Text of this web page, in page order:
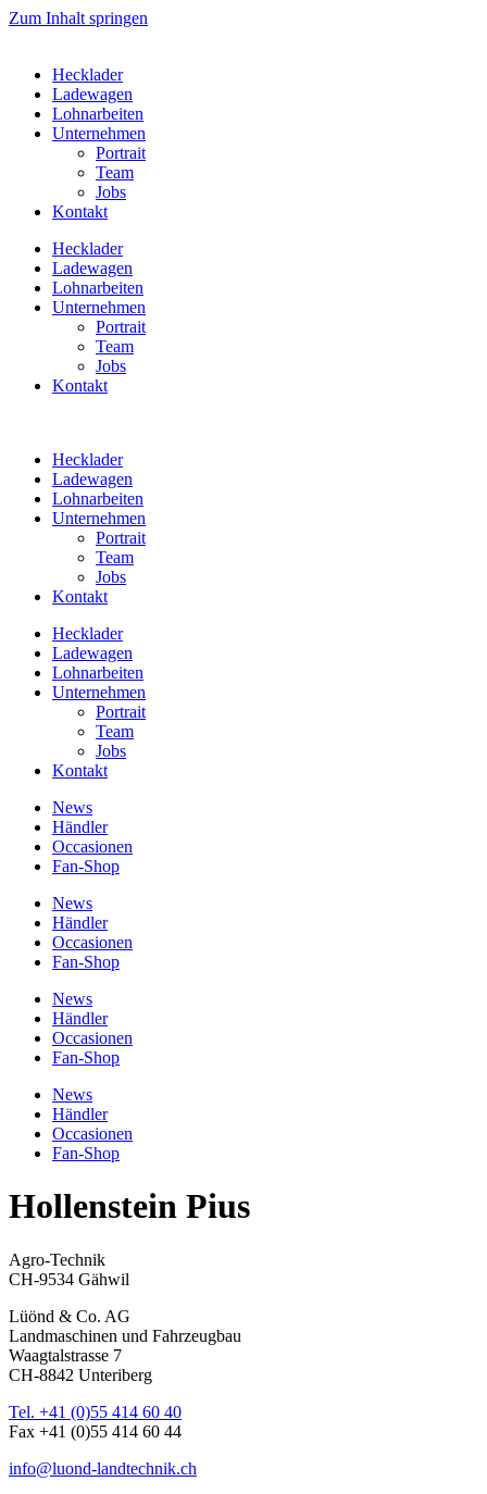
Zum Inhalt springen
Hecklader
Ladewagen
Lohnarbeiten
Unternehmen
Portrait
Team
Jobs
Kontakt
Hecklader
Ladewagen
Lohnarbeiten
Unternehmen
Portrait
Team
Jobs
Kontakt
Hecklader
Ladewagen
Lohnarbeiten
Unternehmen
Portrait
Team
Jobs
Kontakt
Hecklader
Ladewagen
Lohnarbeiten
Unternehmen
Portrait
Team
Jobs
Kontakt
News
Händler
Occasionen
Fan-Shop
News
Händler
Occasionen
Fan-Shop
News
Händler
Occasionen
Fan-Shop
News
Händler
Occasionen
Fan-Shop
Hollenstein Pius
Agro-Technik
CH-9534 Gähwil
Lüönd & Co. AG
Landmaschinen und Fahrzeugbau
Waagtalstrasse 7
CH-8842 Unteriberg
Tel. +41 (0)55 414 60 40
Fax +41 (0)55 414 60 44
info@luond-landtechnik.ch